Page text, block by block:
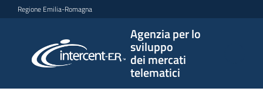
Vai al contenuto
Vai alla navigazione
Vai al footer
Regione Emilia-Romagna
Agenzia per lo
sviluppo
dei mercati
telematici
per lo
sviluppo